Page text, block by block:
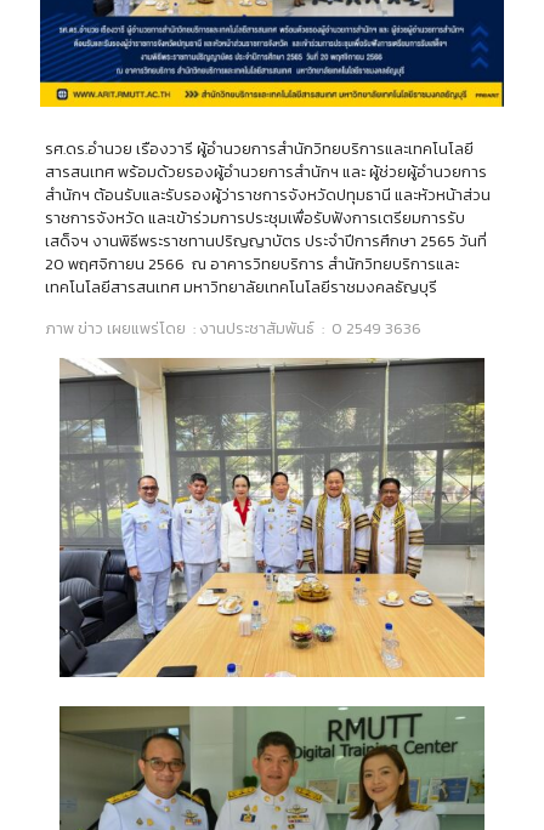
รศ.ดร.อำนวย เรืองวารี ผู้อำนวยการสำนักวิทยบริการและเทคโนโลยี
สารสนเทศ พร้อมด้วยรองผู้อำนวยการสำนักฯ และ ผู้ช่วยผู้อำนวยการ
สำนักฯ ต้อนรับและรับรองผู้ว่าราชการจังหวัดปทุมธานี และหัวหน้าส่วน
ราชการจังหวัด และเข้าร่วมการประชุมเพื่อรับฟังการเตรียมการรับ
เสด็จฯ งานพิธีพระราชทานปริญญาบัตร ประจำปีการศึกษา 2565 วันที่
20 พฤศจิกายน 2566 ณ อาคารวิทยบริการ สำนักวิทยบริการและ
เทคโนโลยีสารสนเทศ มหาวิทยาลัยเทคโนโลยีราชมงคลธัญบุรี
ภาพ ข่าว เผยแพร่โดย : งานประชาสัมพันธ์ : 0 2549 3636